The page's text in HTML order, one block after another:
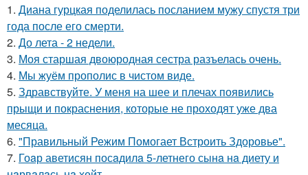
1. Диана гурцкая поделилась посланием мужу спустя три
года после его смерти.
2. До лета - 2 недели.
3. Моя старшая двоюродная сестра разъелась очень.
4. Мы жуём прополис в чистом виде.
5. Здравствуйте. У меня на шее и плечах появились
прыщи и покраснения, которые не проходят уже два
месяца.
6. "Правильный Режим Помогает Встроить Здоровье".
7. Гоaр аветисян посaдилa 5-летнего сынa нa диету и